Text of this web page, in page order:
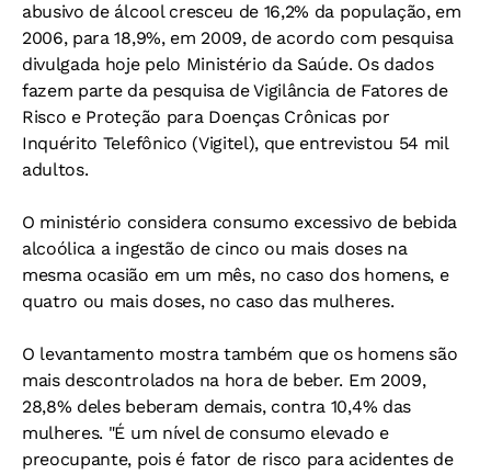
abusivo de álcool cresceu de 16,2% da população, em
2006, para 18,9%, em 2009, de acordo com pesquisa
divulgada hoje pelo Ministério da Saúde. Os dados
fazem parte da pesquisa de Vigilância de Fatores de
Risco e Proteção para Doenças Crônicas por
Inquérito Telefônico (Vigitel), que entrevistou 54 mil
adultos.
O ministério considera consumo excessivo de bebida
alcoólica a ingestão de cinco ou mais doses na
mesma ocasião em um mês, no caso dos homens, e
quatro ou mais doses, no caso das mulheres.
O levantamento mostra também que os homens são
mais descontrolados na hora de beber. Em 2009,
28,8% deles beberam demais, contra 10,4% das
mulheres. "É um nível de consumo elevado e
preocupante, pois é fator de risco para acidentes de